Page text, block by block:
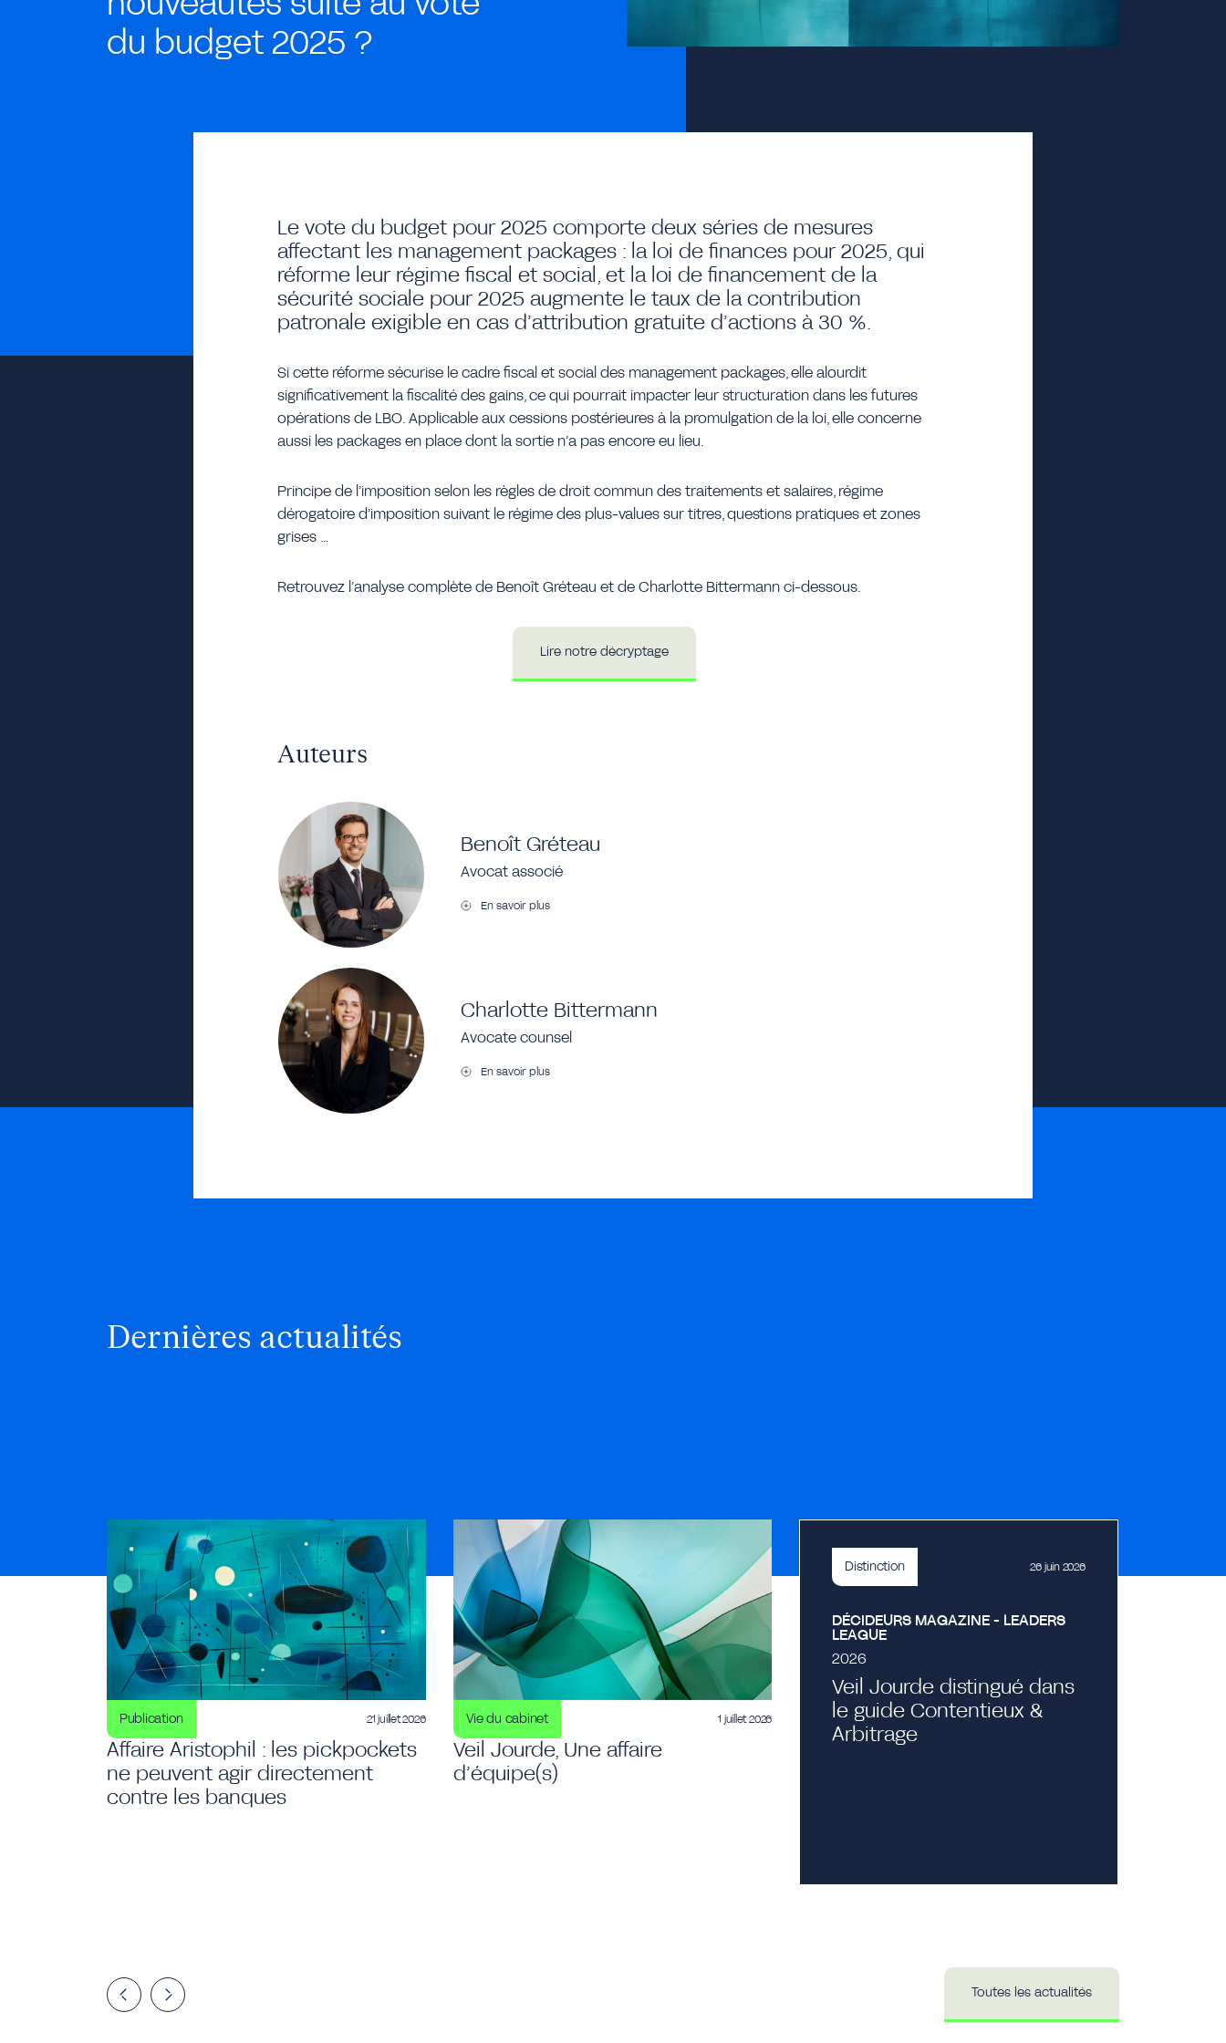
du budget 2025 ?
Le vote du budget pour 2025 comporte deux séries de mesures
affectant les management packages : la loi de finances pour 2025, qui
réforme leur régime fiscal et social, et la loi de financement de la
sécurité sociale pour 2025 augmente le taux de la contribution
patronale exigible en cas d’attribution gratuite d’actions à 30 %.
Si cette réforme sécurise le cadre fiscal et social des management packages, elle alourdit
significativement la fiscalité des gains, ce qui pourrait impacter leur structuration dans les futures
opérations de LBO. Applicable aux cessions postérieures à la promulgation de la loi, elle concerne
aussi les packages en place dont la sortie n’a pas encore eu lieu.
Principe de l’imposition selon les règles de droit commun des traitements et salaires, régime
dérogatoire d’imposition suivant le régime des plus-values sur titres, questions pratiques et zones
grises …
Retrouvez l’analyse complète de Benoît Gréteau et de Charlotte Bittermann ci-dessous.
Lire notre décryptage
Auteurs
Benoît Gréteau
Avocat associé
En savoir plus
Charlotte Bittermann
Avocate counsel
En savoir plus
Dernières actualités
Publication 21 juillet 2026
Affaire Aristophil : les pickpockets
ne peuvent agir directement
contre les banques
Vie du cabinet 1 juillet 2026
Veil Jourde, Une affaire
d’équipe(s)
Distinction 26 juin 2026
DÉCIDEURS MAGAZINE - LEADERS
LEAGUE
2026
Veil Jourde distingué dans
le guide Contentieux &
Arbitrage
Toutes les actualités